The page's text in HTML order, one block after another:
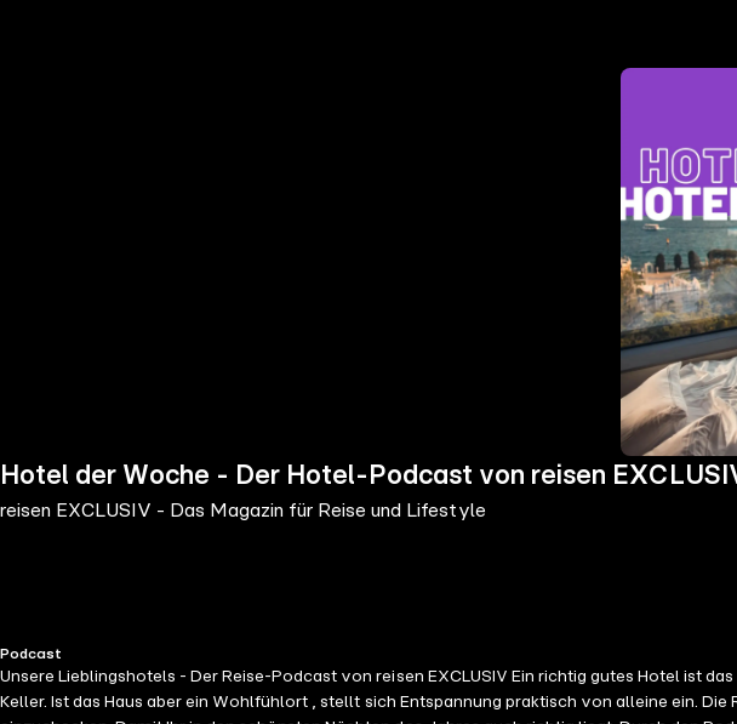
Hotel der Woche - Der Hotel-Podcast von reisen
reisen EXCLUSIV - Das Magazin für Reise und Lifestyle
Podcast
Unsere Lieblingshotels - Der Reise-Podcast von reisen EXCLUSIV Ein richtig gutes Hotel ist
Keller. Ist das Haus aber ein Wohlfühlort , stellt sich Entspannung praktisch von alleine ein.